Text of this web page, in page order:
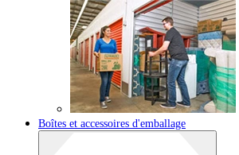
Boîtes et accessoires d'emballage